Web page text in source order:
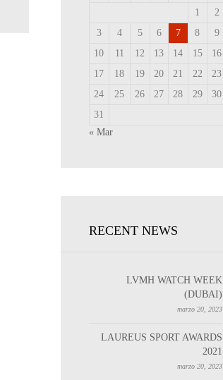
1
2
3
4 5 6 7 8
9
10
11 12 13 14 15
16
17
18 19 20 21 22
23
24
25 26 27 28 29
30
31
« Mar
RECENT NEWS
LVMH WATCH WEEK
(DUBAI)
marzo 20, 2023
LAUREUS SPORT AWARDS
2021
marzo 20, 2023